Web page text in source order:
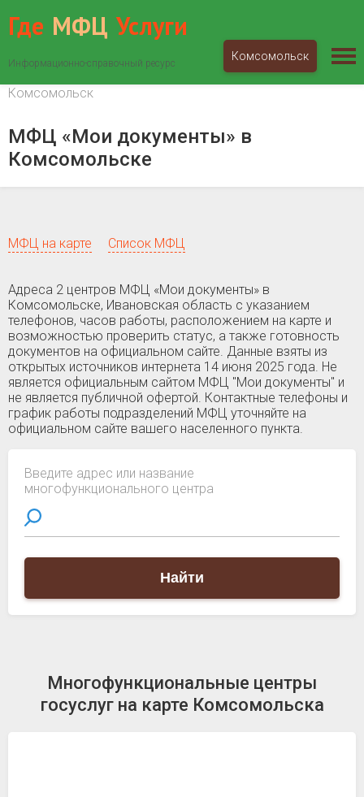
Где МФЦ Услуги
Информационно-справочный ресурс
Комсомольск
Ивановская область
Комсомольск
МФЦ «Мои документы» в
Комсомольске
МФЦ на карте Список МФЦ
Адреса 2 центров МФЦ «Мои документы» в
Комсомольске, Ивановская область c указанием
телефонов, часов работы, расположением на карте и
возможностью проверить статус, а также готовность
документов на официальном сайте. Данные взяты из
открытых источников интернета 14 июня 2025 года. Не
является официальным сайтом МФЦ "Мои документы" и
не является публичной офертой. Контактные телефоны и
график работы подразделений МФЦ уточняйте на
официальном сайте вашего населенного пункта.
Введите адрес или название
многофункционального центра
Найти
Многофункциональные центры
госуслуг на карте Комсомольска